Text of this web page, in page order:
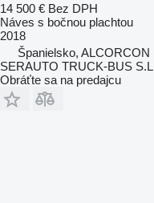
14 500 € Bez DPH
Náves s bočnou plachtou
2018
Španielsko, ALCORCON
SERAUTO TRUCK-BUS S.L
Obráťte sa na predajcu